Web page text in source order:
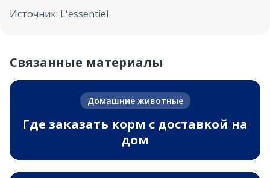
Источник: L'essentiel
Связанные материалы
Домашние животные
Где заказать корм с доставкой на
дом